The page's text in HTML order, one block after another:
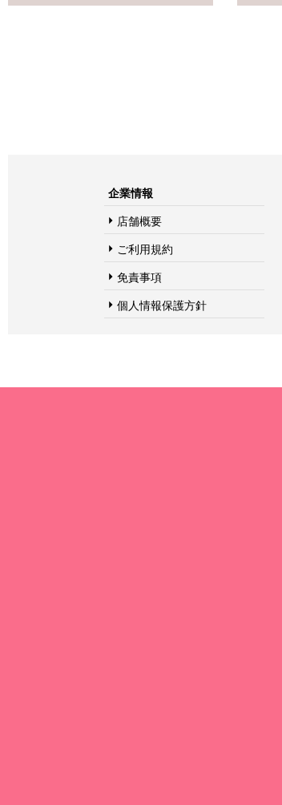
企業情報
店舗概要
ご利用規約
免責事項
個人情報保護方針